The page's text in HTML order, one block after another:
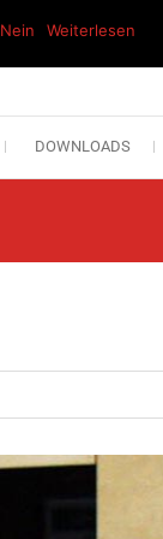
DOWNLOADS
Nein Weiterlesen